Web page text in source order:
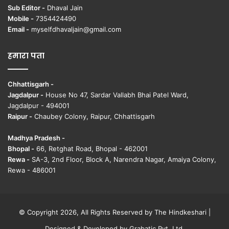
Sub Editor - Dhaval Jain
Mobile - 7354424490
Email - myselfdhavaljain@gmail.com
हमारा पता
Chhattisgarh -
Jagdalpur - House No 47, Sardar Vallabh Bhai Patel Ward,
Jagdalpur - 494001
Raipur - Chaubey Colony, Raipur, Chhattisgarh
Madhya Pradesh -
Bhopal - 66, Retghat Road, Bhopal - 462001
Rewa - SA-3, 2nd Floor, Block A, Narendra Nagar, Amaiya Colony,
Rewa - 486001
© Copyright 2026, All Rights Reserved by The Hindkeshari |